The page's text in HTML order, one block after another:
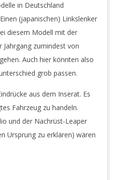
in Deutschland
(japanischen) Linkslenker
diesem Modell mit der
Jahrgang zumindest von
Auch hier könnten also
grob passen.
aus dem Inserat. Es
Fahrzeug zu handeln.
und der Nachrüst-Leaper
Ursprung zu erklären) wären